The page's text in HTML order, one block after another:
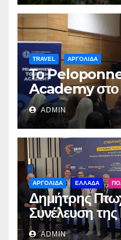
TRAVEL ΑΡΓΟΛΙΔΑ
Το
Academy στο
ADMIN
ΑΡΓΟΛΙΔΑ ΕΛΛΑΔΑ
Δημήτρης
Συνέλευση
ADMIN